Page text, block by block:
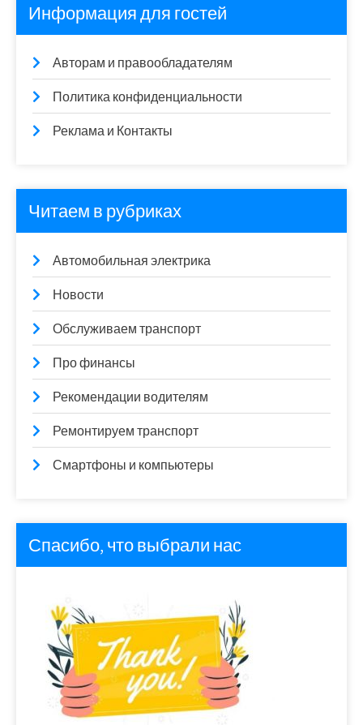
Информация для гостей
Авторам и правообладателям
Политика конфиденциальности
Реклама и Контакты
Читаем в рубриках
Автомобильная электрика
Новости
Обслуживаем транспорт
Про финансы
Рекомендации водителям
Ремонтируем транспорт
Смартфоны и компьютеры
Спасибо, что выбрали нас